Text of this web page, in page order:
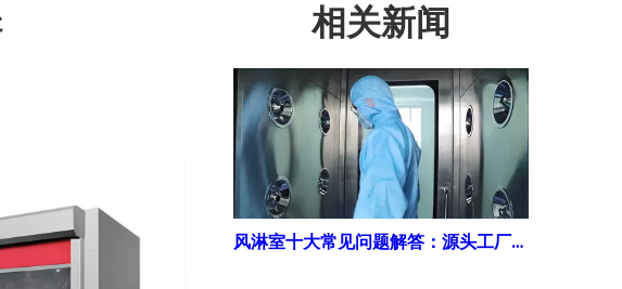
相关新闻
风淋室十大常见问题解答：源头工厂的专业视角